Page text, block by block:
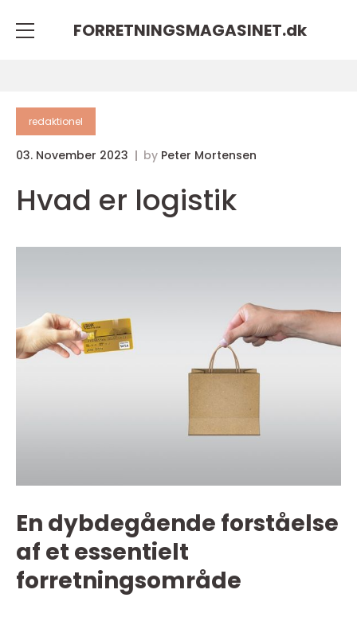
FORRETNINGSMAGASINET.dk
redaktionel
03. November 2023 by Peter Mortensen
Hvad er logistik
En dybdegående forståelse
af et essentielt
forretningsområde